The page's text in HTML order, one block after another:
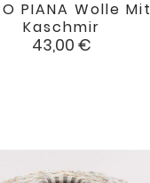
PIANA Wolle Mit
Kaschmir
Preis
43,00 €
